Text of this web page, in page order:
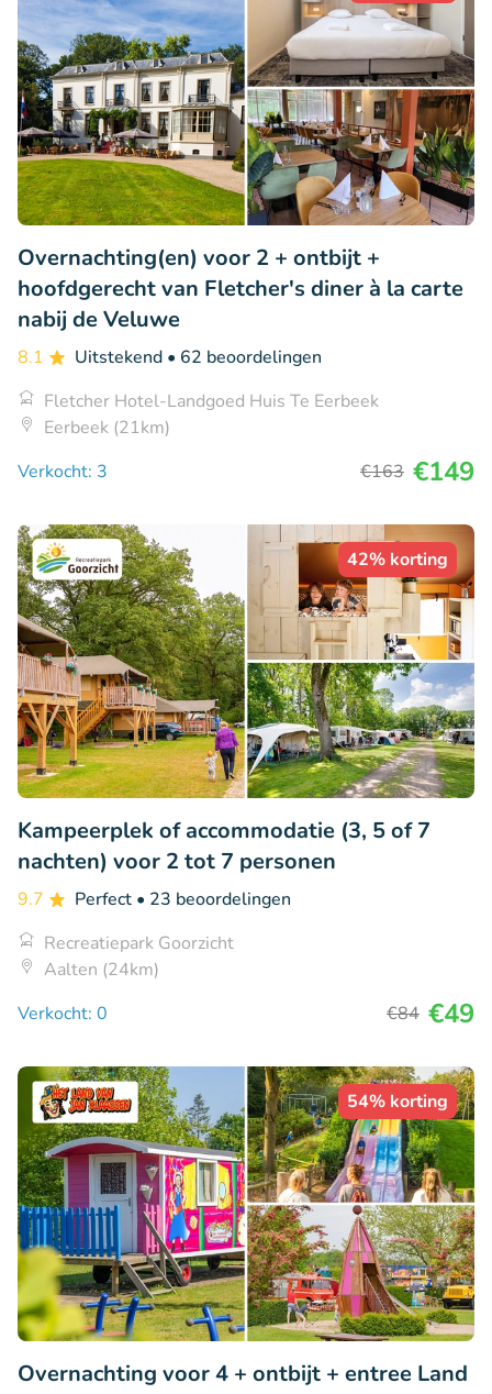
Overnachting(en) voor 2 + ontbijt +
hoofdgerecht van Fletcher's diner à la carte
nabij de Veluwe
8.1 Uitstekend • 62 beoordelingen
Fletcher Hotel-Landgoed Huis Te Eerbeek
Eerbeek (21km)
Verkocht: 3
€163 €149
42% korting
Kampeerplek of accommodatie (3, 5 of 7
nachten) voor 2 tot 7 personen
9.7 Perfect • 23 beoordelingen
Recreatiepark Goorzicht
Aalten (24km)
Verkocht: 0
€84 €49
54% korting
Overnachting voor 4 + ontbijt + entree Land